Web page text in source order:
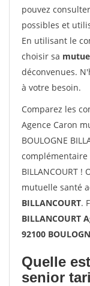
pouvez
possibles et
En utilisant le
choisir sa
déconvenues.
à votre besoin.
Comparez les
Agence Caron
BOULOGNE
complémentaire
BILLANCOURT
mutuelle santé
BILLANCOURT.
BILLANCOURT
92100
Quelle
senior